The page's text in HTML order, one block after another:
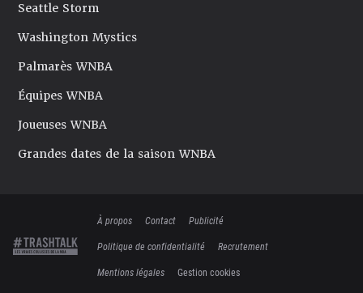
Seattle Storm
Washington Mystics
Palmarès WNBA
Équipes WNBA
Joueuses WNBA
Grandes dates de la saison WNBA
À propos Contact
Publicité
Politique de confidentialité
Recrutement
Mentions légales
Gestion cookies